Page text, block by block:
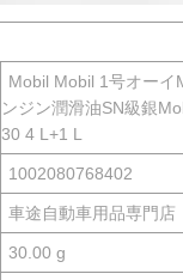
Mobil Mobil 1号オーイ
ンジン潤滑油SN級銀
30 4 L+1 L
1002080768402
車途自動車用品専門店
30.00 g